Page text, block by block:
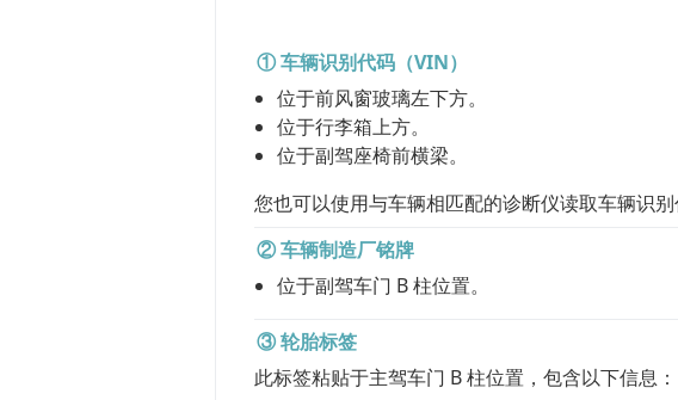
① 车辆识别代码（VIN）
位于前风窗玻璃左下方。
位于行李箱上方。
位于副驾座椅前横梁。
您也可以使用与车辆相匹配的诊断仪读取车辆识
② 车辆制造厂铭牌
位于副驾车门 B 柱位置。
③ 轮胎标签
此标签粘贴于主驾车门 B 柱位置，包含以下信息：